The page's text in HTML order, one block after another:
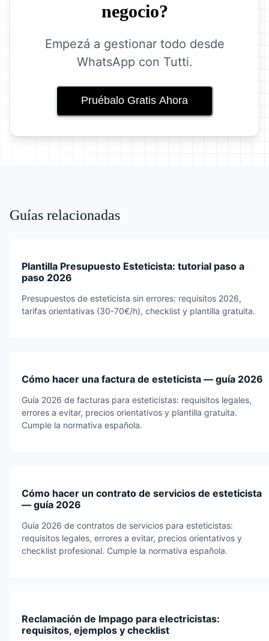
negocio?
Empezá a gestionar todo desde
WhatsApp con Tutti.
Pruébalo Gratis Ahora
Guías relacionadas
Plantilla Presupuesto Esteticista: tutorial paso a
paso 2026
Presupuestos de esteticista sin errores: requisitos 2026,
tarifas orientativas (30-70€/h), checklist y plantilla gratuita.
Cómo hacer una factura de esteticista — guía 2026
Guía 2026 de facturas para esteticistas: requisitos legales,
errores a evitar, precios orientativos y plantilla gratuita.
Cumple la normativa española.
Cómo hacer un contrato de servicios de esteticista
— guía 2026
Guía 2026 de contratos de servicios para esteticistas:
requisitos legales, errores a evitar, precios orientativos y
checklist profesional. Cumple la normativa española.
Reclamación de Impago para electricistas:
requisitos, ejemplos y checklist